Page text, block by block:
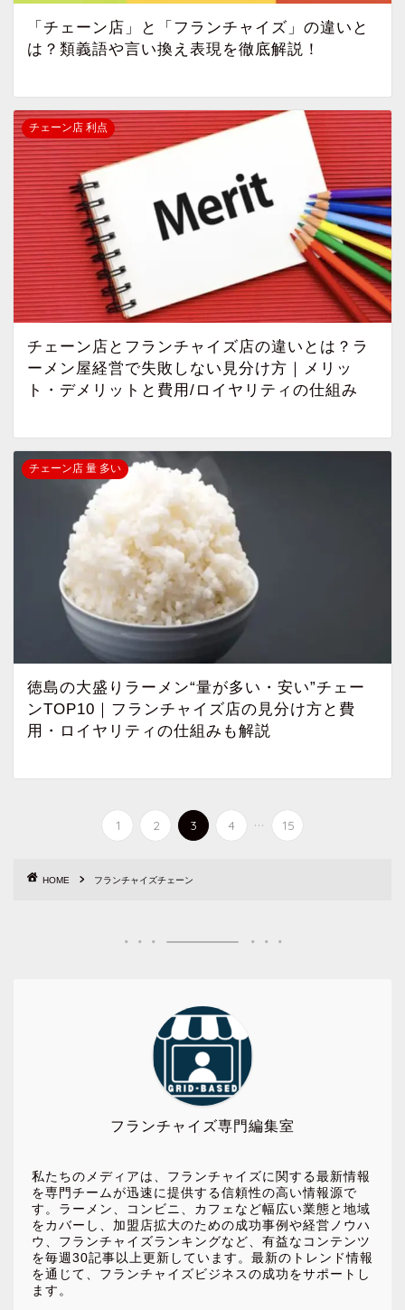
「チェーン店」と「フランチャイズ」の違いと
は？類義語や言い換え表現を徹底解説！
チェーン店 利点
チェーン店とフランチャイズ店の違いとは？ラ
ーメン屋経営で失敗しない見分け方｜メリッ
ト・デメリットと費用/ロイヤリティの仕組み
チェーン店 量 多い
徳島の大盛りラーメン“量が多い・安い”チェー
ンTOP10｜フランチャイズ店の見分け方と費
用・ロイヤリティの仕組みも解説
1 2 3 4 ... 15
HOME フランチャイズチェーン
フランチャイズ専門編集室
私たちのメディアは、フランチャイズに関する最新情報
を専門チームが迅速に提供する信頼性の高い情報源で
す。ラーメン、コンビニ、カフェなど幅広い業態と地域
をカバーし、加盟店拡大のための成功事例や経営ノウハ
ウ、フランチャイズランキングなど、有益なコンテンツ
を毎週30記事以上更新しています。最新のトレンド情報
を通じて、フランチャイズビジネスの成功をサポートし
ます。